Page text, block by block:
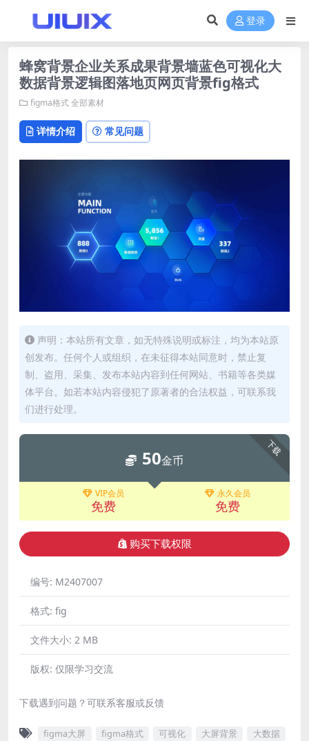
登录
蜂窝背景企业关系成果背景墙蓝色可视化大
数据背景逻辑图落地页网页背景fig格式
figma格式全部素材
详情介绍 常见问题
声明：本站所有文章，如无特殊说明或标注，均为本站原
创发布。任何个人或组织，在未征得本站同意时，禁止复
制、盗用、采集、发布本站内容到任何网站、书籍等各类媒
体平台。如若本站内容侵犯了原著者的合法权益，可联系我
们进行处理。
下载
50金币
VIP会员
免费
永久会员
免费
购买下载权限
编号: M2407007
格式: fig
文件大小: 2 MB
版权: 仅限学习交流
下载遇到问题？可联系客服或反馈
figma大屏 figma格式 可视化 大屏背景
大数据